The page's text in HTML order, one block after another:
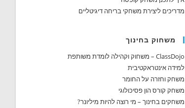
מדריכים ליצירת משחקי בריחה דיגיטליים
משחוק בחינוך
ClassDojo – משחוק וקהילה לומדת משותפת
למידה אינטראקטיבית
משחק וחזרה על החומר
משחק קורס הון פסיכולוגי
משחקים בחינוך – מי רוצה להיות מיליונר?